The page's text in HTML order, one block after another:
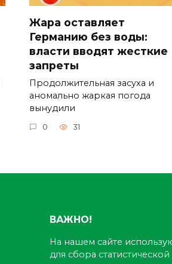
Жара оставляет
Германию без воды:
власти вводят жесткие
запреты
Продолжительная засуха и
аномально жаркая погода
вынудили
0 31
ВАЖНО!
На нашем сайте
для сбора